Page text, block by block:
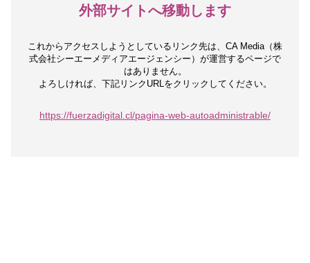
外部サイトへ移動します
これからアクセスしようとしているリンク先は、 CA Media（株
式会社シーエーメディアエージェンシー）が運営するページで
はありません。
よろしければ、下記リンクURLをクリックしてください。
https://fuerzadigital.cl/pagina-web-autoadministrable/